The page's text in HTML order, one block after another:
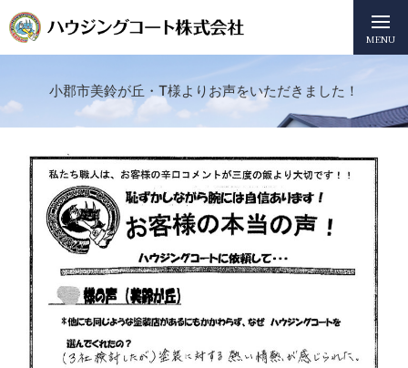
MENU
小郡市美鈴が丘・T様よりお声をいただきました！